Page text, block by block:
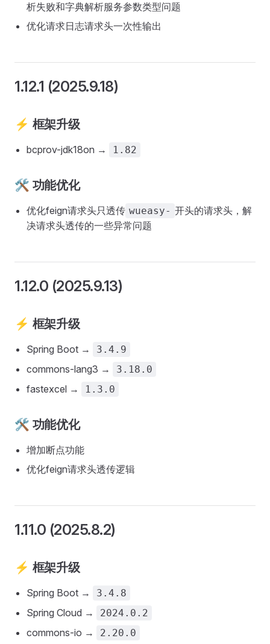
析失败和字典解析服务参数类型问题
优化请求日志请求头一次性输出
1.12.1 (2025.9.18)
⚡ 框架升级
bcprov-jdk18on → 1.82
🛠️ 功能优化
优化feign请求头只透传 wueasy- 开头的请求头，解
决请求头透传的一些异常问题
1.12.0 (2025.9.13)
⚡ 框架升级
Spring Boot → 3.4.9
commons-lang3 → 3.18.0
fastexcel → 1.3.0
🛠️ 功能优化
增加断点功能
优化feign请求头透传逻辑
1.11.0 (2025.8.2)
⚡ 框架升级
Spring Boot → 3.4.8
Spring Cloud → 2024.0.2
commons-io → 2.20.0